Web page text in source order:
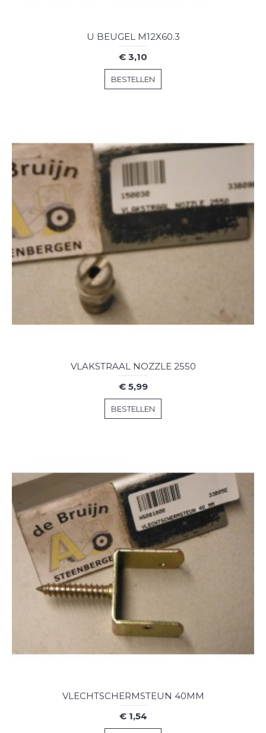
U BEUGEL M12X60.3
€ 3,10
BESTELLEN
VLAKSTRAAL NOZZLE 2550
€ 5,99
BESTELLEN
VLECHTSCHERMSTEUN 40MM
€ 1,54